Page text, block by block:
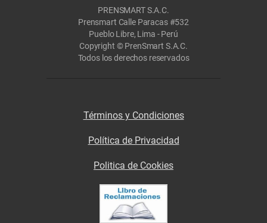
PRENSMART S.A.C.
Prensmart Calle Paracas #532
Pueblo Libre, Lima - Perú
Copyright © PrenSmart S.A.C.
Todos los derechos reservados
Términos y Condiciones
Política de Privacidad
Politica de Cookies